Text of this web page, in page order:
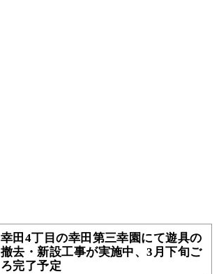
幸田4丁目の幸田第三幸園にて遊具の
撤去・新設工事が実施中、3月下旬ご
ろ完了予定